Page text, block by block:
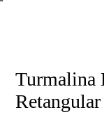
Turmalina